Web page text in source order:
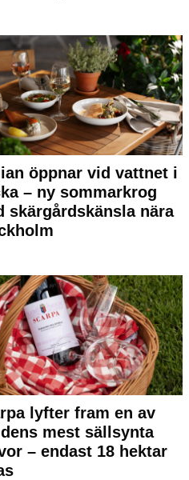
öppnar vid vattnet i
– ny sommarkrog
skärgårdskänsla nära
lyfter fram en av
mest sällsynta
– endast 18 hektar